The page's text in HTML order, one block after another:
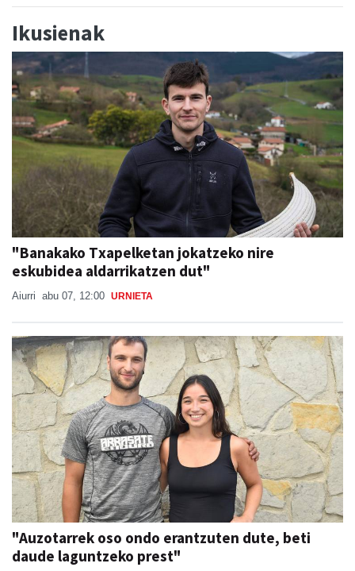
Ikusienak
"Banakako Txapelketan jokatzeko nire
eskubidea aldarrikatzen dut"
Aiurri abu 07, 12:00 URNIETA
"Auzotarrek oso ondo erantzuten dute, beti
daude laguntzeko prest"